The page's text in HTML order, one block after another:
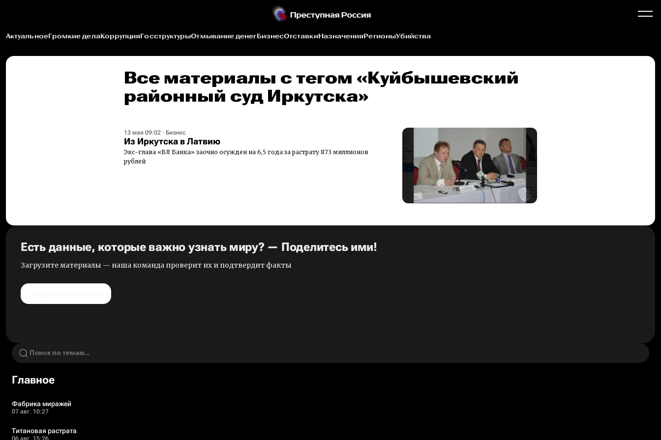
АктуальноеГромкие делаКоррупцияГосструктурыОтмывание денегБизнесОтставкиНазначенияРегионыУбийства
Все материалы c тегом «Куйбышевский
районный суд Иркутска»
13 мая 09:02 · Бизнес
Из Иркутска в Латвию
Экс-глава «ВЛ Банка» заочно осужден на 6,5 года за растрату 873 миллионов
рублей
Есть данные, которые важно узнать миру? — Поделитесь ими!
Загрузите материалы — наша команда проверит их и подтвердит факты
Главное
Фабрика миражей
07 авг. 10:27
Титановая растрата
06 авг. 15:26